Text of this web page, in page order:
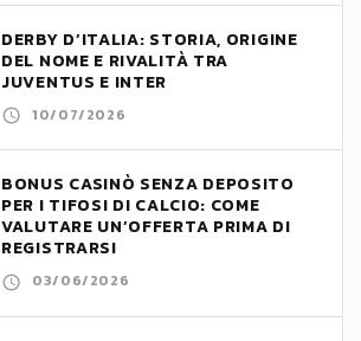
DERBY D’ITALIA: STORIA, ORIGINE
DEL NOME E RIVALITÀ TRA
JUVENTUS E INTER
10/07/2026
BONUS CASINÒ SENZA DEPOSITO
PER I TIFOSI DI CALCIO: COME
VALUTARE UN’OFFERTA PRIMA DI
REGISTRARSI
03/06/2026